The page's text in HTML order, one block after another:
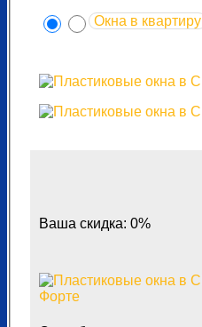
Окна в квартиру
Ваша скидка: 0%